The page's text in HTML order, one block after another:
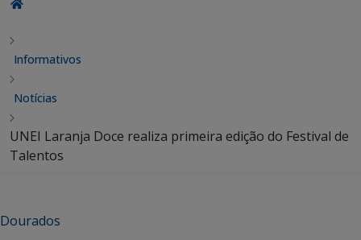
Informativos
Notícias
UNEI Laranja Doce realiza primeira edição do Festival de
Talentos
Dourados